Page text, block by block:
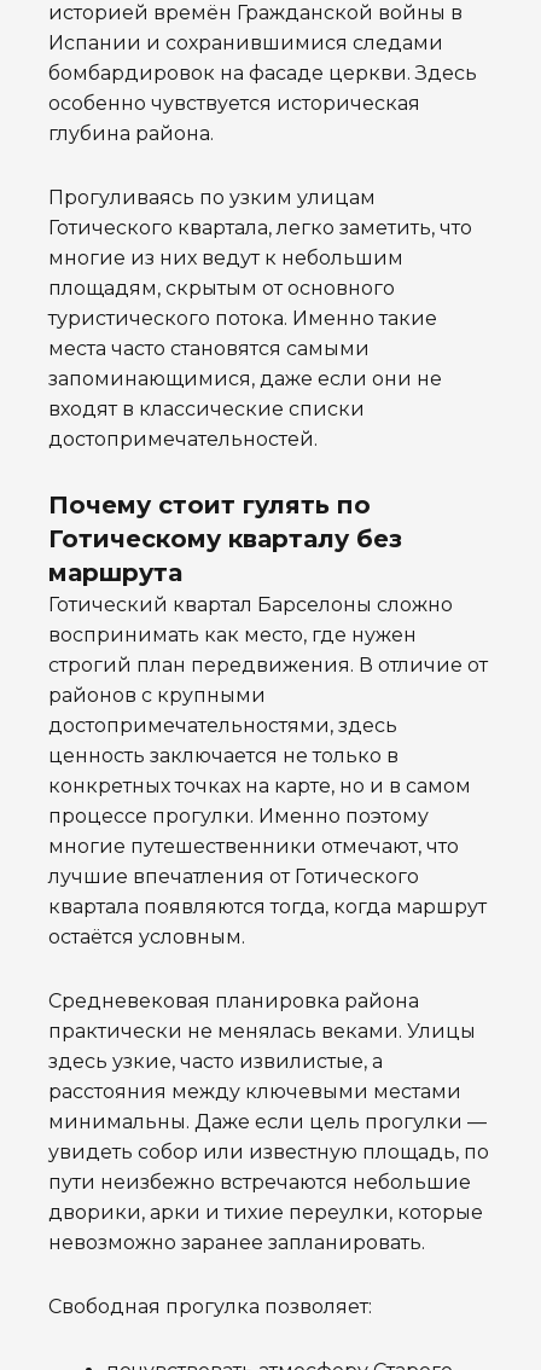
историей времён Гражданской войны в
Испании и сохранившимися следами
бомбардировок на фасаде церкви. Здесь
особенно чувствуется историческая
глубина района.
Прогуливаясь по узким улицам
Готического квартала, легко заметить, что
многие из них ведут к небольшим
площадям, скрытым от основного
туристического потока. Именно такие
места часто становятся самыми
запоминающимися, даже если они не
входят в классические списки
достопримечательностей.
Почему стоит гулять по
Готическому кварталу без
маршрута
Готический квартал Барселоны сложно
воспринимать как место, где нужен
строгий план передвижения. В отличие от
районов с крупными
достопримечательностями, здесь
ценность заключается не только в
конкретных точках на карте, но и в самом
процессе прогулки. Именно поэтому
многие путешественники отмечают, что
лучшие впечатления от Готического
квартала появляются тогда, когда маршрут
остаётся условным.
Средневековая планировка района
практически не менялась веками. Улицы
здесь узкие, часто извилистые, а
расстояния между ключевыми местами
минимальны. Даже если цель прогулки —
увидеть собор или известную площадь, по
пути неизбежно встречаются небольшие
дворики, арки и тихие переулки, которые
невозможно заранее запланировать.
Свободная прогулка позволяет: